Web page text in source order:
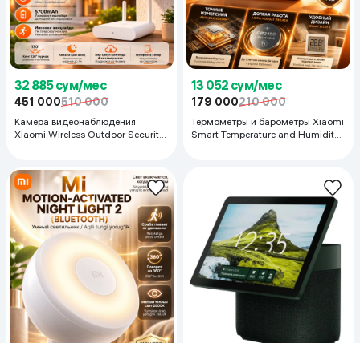
32 885 сум/мес
451 000510 000
Камера видеонаблюдения
Xiaomi Wireless Outdoor Security
13 052 сум/мес
179 000210 000
Термометры и барометры Xiaomi
Smart Temperature and Humidity